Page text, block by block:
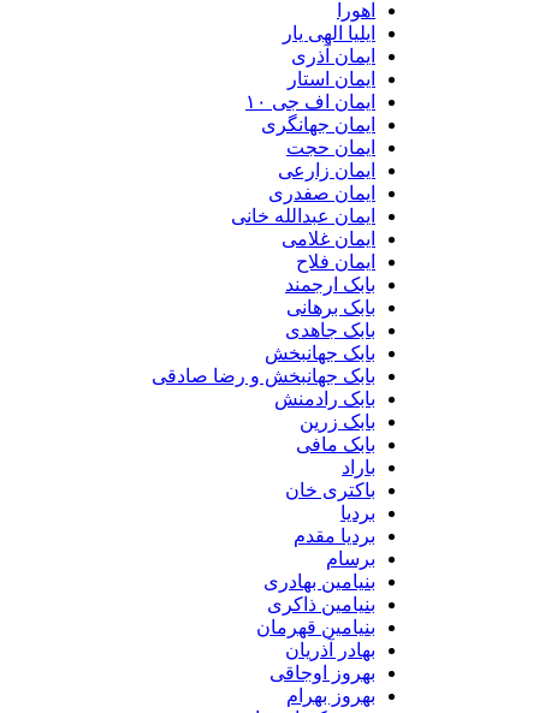
اهورا
ایلیا الهی یار
ایمان آذری
ایمان استار
ایمان اف جی ۱۰
ایمان جهانگری
ایمان حجت
ایمان زارعی
ایمان صفدری
ایمان عبدالله خانی
ایمان غلامی
ایمان فلاح
بابک ارجمند
بابک برهانی
بابک جاهدی
بابک جهانبخش
بابک جهانبخش و رضا صادقی
بابک رادمنش
بابک زرین
بابک مافی
باراد
باکتری خان
بردیا
بردیا مقدم
برسام
بنیامین بهادری
بنیامین ذاکری
بنیامین قهرمان
بهادر آذریان
بهروز اوجاقی
بهروز بهرام